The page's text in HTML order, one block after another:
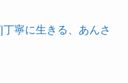
寧に生きる、あんさ